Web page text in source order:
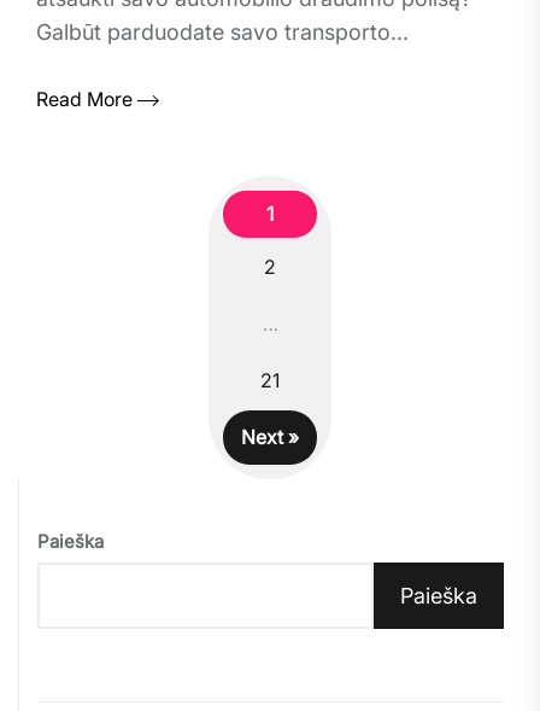
Galbūt parduodate savo transporto...
Read More
Posts
navigation
1
2
…
21
Next »
Paieška
Paieška